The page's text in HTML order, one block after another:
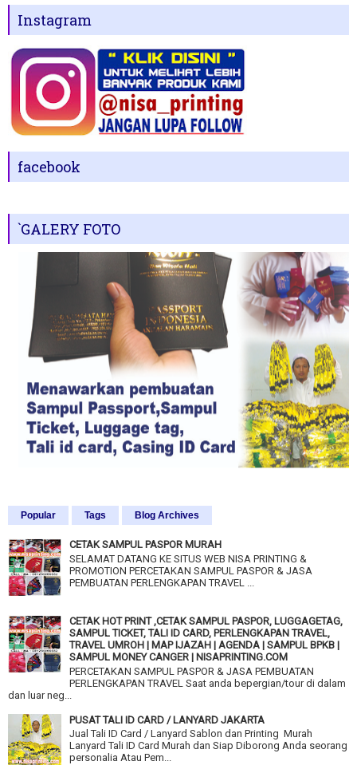
Instagram
facebook
`GALERY FOTO
Popular Tags Blog Archives
CETAK SAMPUL PASPOR MURAH
SELAMAT DATANG KE SITUS WEB NISA PRINTING &
PROMOTION PERCETAKAN SAMPUL PASPOR & JASA
PEMBUATAN PERLENGKAPAN TRAVEL ...
CETAK HOT PRINT ,CETAK SAMPUL PASPOR, LUGGAGETAG,
SAMPUL TICKET, TALI ID CARD, PERLENGKAPAN TRAVEL,
TRAVEL UMROH | MAP IJAZAH | AGENDA | SAMPUL BPKB |
SAMPUL MONEY CANGER | NISAPRINTING.COM
PERCETAKAN SAMPUL PASPOR & JASA PEMBUATAN
PERLENGKAPAN TRAVEL Saat anda bepergian/tour di dalam
dan luar neg...
PUSAT TALI ID CARD / LANYARD JAKARTA
Jual Tali ID Card / Lanyard Sablon dan Printing Murah
Lanyard Tali ID Card Murah dan Siap Diborong Anda seorang
personalia Atau Pem...